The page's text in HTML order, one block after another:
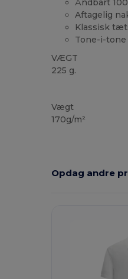
Åndbart
Aftagelig
Klassisk
Tone-i-
VÆGT
225 g.
Vægt
170g/m²
Opdag andre
Tilpas